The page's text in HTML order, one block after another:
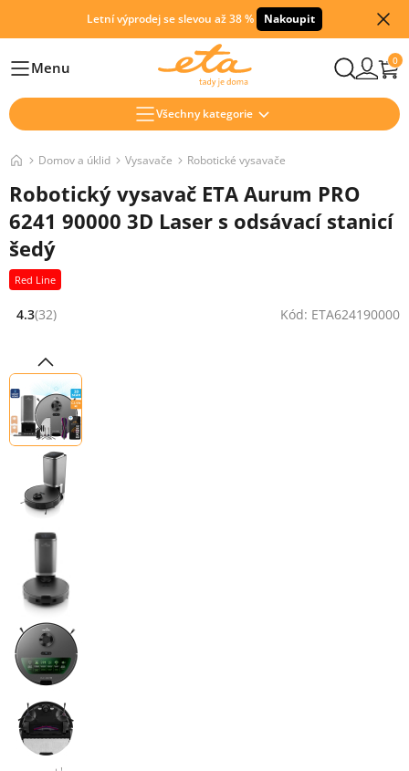
Letní výprodej se slevou až 38 % Nakoupit
HlavníMenu 0
Všechny kategorie
Domov a úklid Vysavače Robotické vysavače
Robotický vysavač ETA Aurum PRO
6241 90000 3D Laser s odsávací stanicí
šedý
Red Line
Hodnocení: 4.3 z 5 (32 recenzí)
4.3(32) Kód: ETA624190000